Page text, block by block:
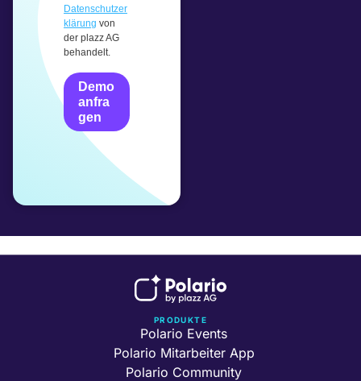
Datenschutzer
klärung von
der plazz AG
behandelt.
Demo
anfra
gen
PRODUKTE
Polario Events
Polario Mitarbeiter App
Polario Community